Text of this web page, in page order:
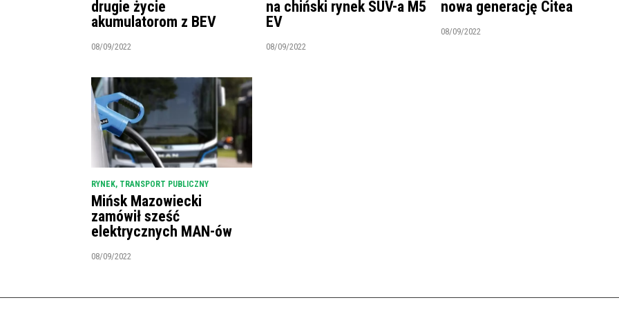
drugie życie
akumulatorom z BEV
08/09/2022
na chiński rynek SUV-a M5
EV
08/09/2022
nowa generację Citea
08/09/2022
RYNEK, TRANSPORT PUBLICZNY
Mińsk Mazowiecki
zamówił sześć
elektrycznych MAN-ów
08/09/2022